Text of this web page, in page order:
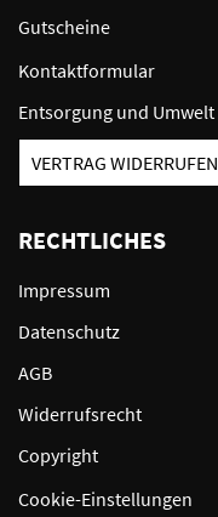
Gutscheine
Kontaktformular
Entsorgung und Umwelt
VERTRAG WIDERRUFEN
RECHTLICHES
Impressum
Datenschutz
AGB
Widerrufsrecht
Copyright
Cookie-Einstellungen